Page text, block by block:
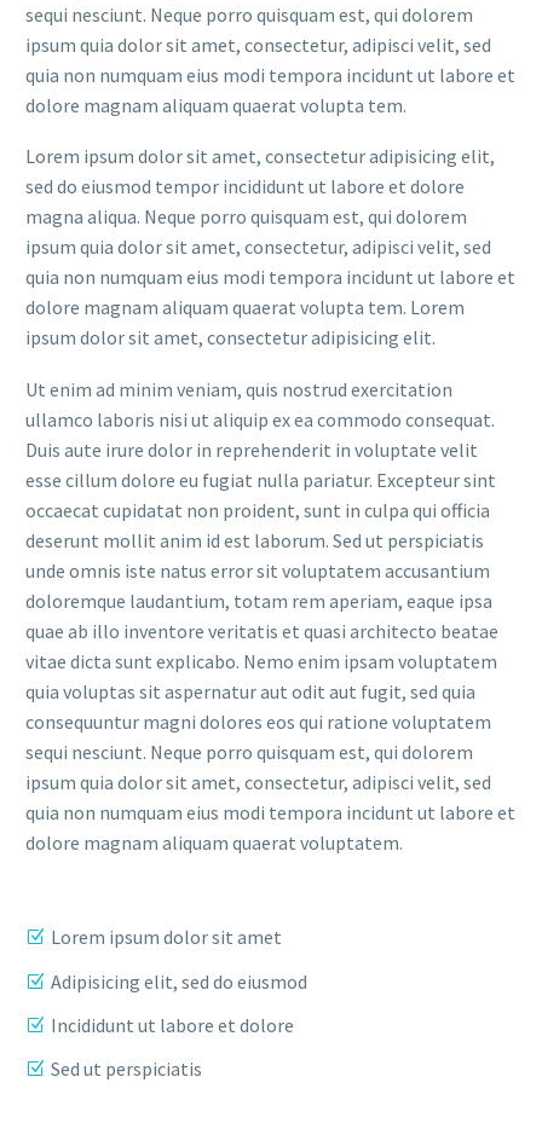
sequi nesciunt. Neque porro quisquam est, qui dolorem
ipsum quia dolor sit amet, consectetur, adipisci velit, sed
quia non numquam eius modi tempora incidunt ut labore et
dolore magnam aliquam quaerat volupta tem.
Lorem ipsum dolor sit amet, consectetur adipisicing elit,
sed do eiusmod tempor incididunt ut labore et dolore
magna aliqua. Neque porro quisquam est, qui dolorem
ipsum quia dolor sit amet, consectetur, adipisci velit, sed
quia non numquam eius modi tempora incidunt ut labore et
dolore magnam aliquam quaerat volupta tem. Lorem
ipsum dolor sit amet, consectetur adipisicing elit.
Ut enim ad minim veniam, quis nostrud exercitation
ullamco laboris nisi ut aliquip ex ea commodo consequat.
Duis aute irure dolor in reprehenderit in voluptate velit
esse cillum dolore eu fugiat nulla pariatur. Excepteur sint
occaecat cupidatat non proident, sunt in culpa qui officia
deserunt mollit anim id est laborum. Sed ut perspiciatis
unde omnis iste natus error sit voluptatem accusantium
doloremque laudantium, totam rem aperiam, eaque ipsa
quae ab illo inventore veritatis et quasi architecto beatae
vitae dicta sunt explicabo. Nemo enim ipsam voluptatem
quia voluptas sit aspernatur aut odit aut fugit, sed quia
consequuntur magni dolores eos qui ratione voluptatem
sequi nesciunt. Neque porro quisquam est, qui dolorem
ipsum quia dolor sit amet, consectetur, adipisci velit, sed
quia non numquam eius modi tempora incidunt ut labore et
dolore magnam aliquam quaerat voluptatem.
Lorem ipsum dolor sit amet
Adipisicing elit, sed do eiusmod
Incididunt ut labore et dolore
Sed ut perspiciatis